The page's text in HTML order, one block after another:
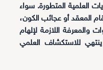
العلمية المتطورة. سواء
المعقد أو عجائب الكون،
والمعرفة اللازمة لإلهام
للاستكشاف العلمي